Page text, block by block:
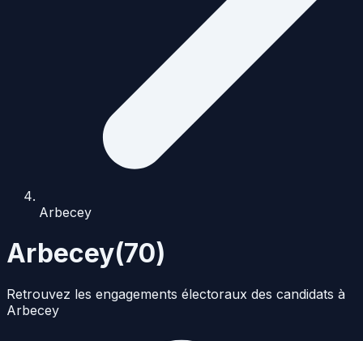
Arbecey
Arbecey(70)
Retrouvez les engagements électoraux des candidats à
Arbecey